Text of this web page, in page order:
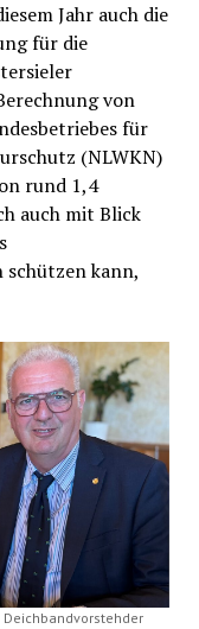
Jahr auch die
für die
von
für
(NLWKN)
rund 1,4
auch mit Blick
schützen kann,